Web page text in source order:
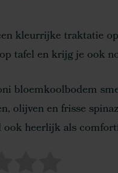
kleurrijke traktatie
tafel en krijg je ook
bloemkoolbodem
olijven en frisse
heerlijk als